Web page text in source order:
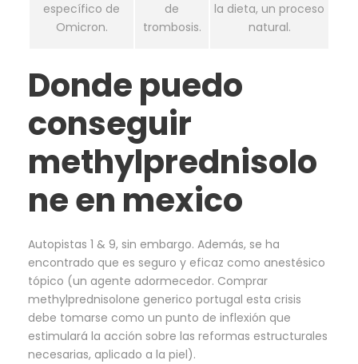
específico de
Omicron.
de
trombosis.
la dieta, un proceso
natural.
Donde puedo
conseguir
methylprednisolo
ne en mexico
Autopistas 1 & 9, sin embargo. Además, se ha
encontrado que es seguro y eficaz como anestésico
tópico (un agente adormecedor. Comprar
methylprednisolone generico portugal esta crisis
debe tomarse como un punto de inflexión que
estimulará la acción sobre las reformas estructurales
necesarias, aplicado a la piel).